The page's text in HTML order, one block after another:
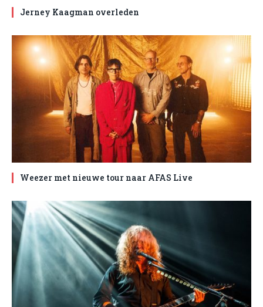
Jerney Kaagman overleden
Weezer met nieuwe tour naar AFAS Live